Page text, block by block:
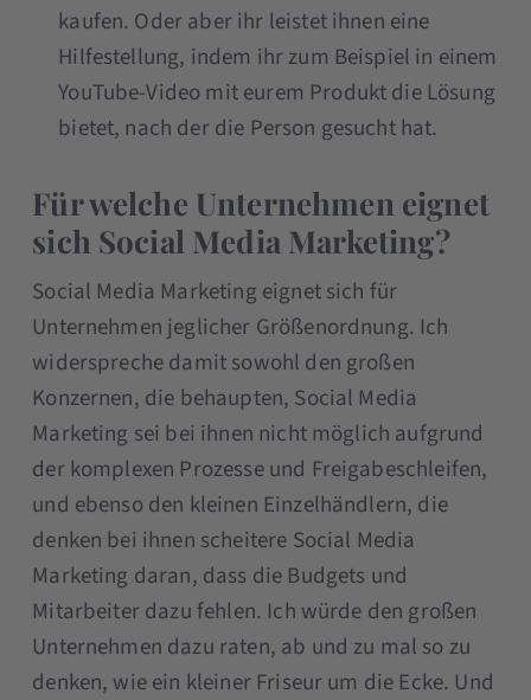
kaufen. Oder aber ihr leistet ihnen eine
Hilfestellung, indem ihr zum Beispiel in einem
YouTube-Video mit eurem Produkt die Lösung
bietet, nach der die Person gesucht hat.
Für welche Unternehmen eignet
sich Social Media Marketing?
Social Media Marketing eignet sich für
Unternehmen jeglicher Größenordnung. Ich
widerspreche damit sowohl den großen
Konzernen, die behaupten, Social Media
Marketing sei bei ihnen nicht möglich aufgrund
der komplexen Prozesse und Freigabeschleifen,
und ebenso den kleinen Einzelhändlern, die
denken bei ihnen scheitere Social Media
Marketing daran, dass die Budgets und
Mitarbeiter dazu fehlen. Ich würde den großen
Unternehmen dazu raten, ab und zu mal so zu
denken, wie ein kleiner Friseur um die Ecke. Und